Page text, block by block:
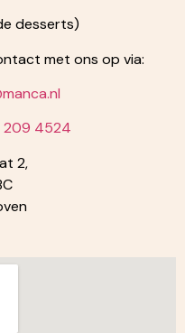
desserts)
met ons op via:
4524
2,